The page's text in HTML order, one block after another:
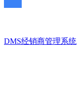
DMS经销商管理系统